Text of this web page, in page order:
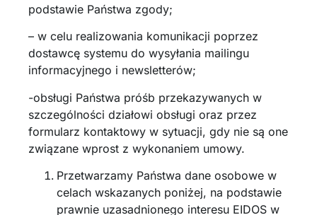
podstawie Państwa zgody;
– w celu realizowania komunikacji poprzez
dostawcę systemu do wysyłania mailingu
informacyjnego i newsletterów;
-obsługi Państwa próśb przekazywanych w
szczególności działowi obsługi oraz przez
formularz kontaktowy w sytuacji, gdy nie są one
związane wprost z wykonaniem umowy.
Przetwarzamy Państwa dane osobowe w
celach wskazanych poniżej, na podstawie
prawnie uzasadnionego interesu EIDOS w